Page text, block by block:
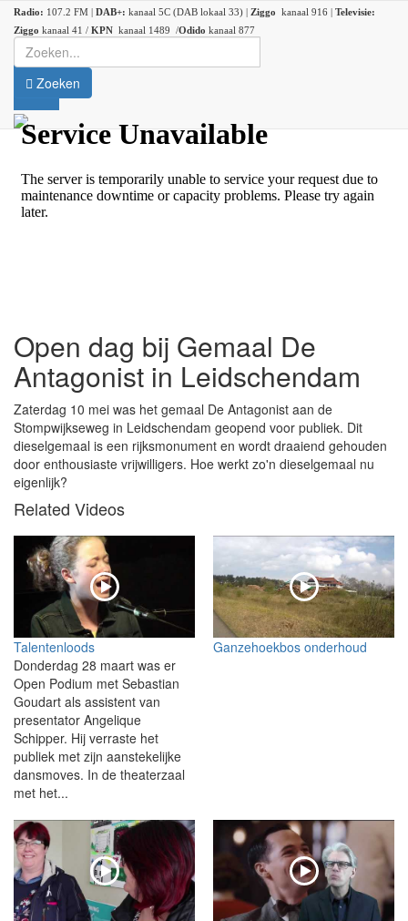
Radio: 107.2 FM | DAB+: kanaal 5C (DAB lokaal 33) | Ziggo kanaal 916 | Televisie:
Ziggo kanaal 41 / KPN kanaal 1489 /Odido kanaal 877
Zoeken
Open dag bij Gemaal De
Antagonist in Leidschendam
Zaterdag 10 mei was het gemaal De Antagonist aan de
Stompwijkseweg in Leidschendam geopend voor publiek. Dit
dieselgemaal is een rijksmonument en wordt draaiend gehouden
door enthousiaste vrijwilligers. Hoe werkt zo'n dieselgemaal nu
eigenlijk?
Related Videos
Talentenloods
Donderdag 28 maart was er
Open Podium met Sebastian
Goudart als assistent van
presentator Angelique
Schipper. Hij verraste het
publiek met zijn aanstekelijke
dansmoves. In de theaterzaal
met het...
Ganzehoekbos onderhoud